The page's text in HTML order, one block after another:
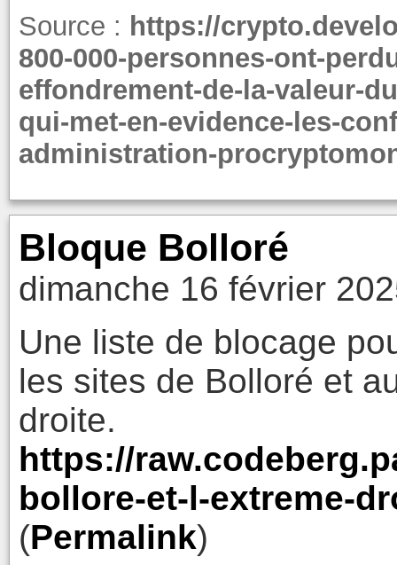
Source : https://
800-000-personnes-ont-
effondrement-de-la-valeur-
qui-met-en-evidence-les-
administration-
Bloque Bolloré
dimanche 16 février
Une liste de blocage
les sites de Bolloré et
droite.
https://
bollore-et-l-extreme-
(Permalink)